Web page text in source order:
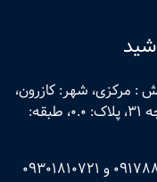
: مرکزی، شهر: کازرون،
محله: مصلی، خیابان کمربندی، کوچه 31، پلاک: 0.0، طبقه:
و 09301810721